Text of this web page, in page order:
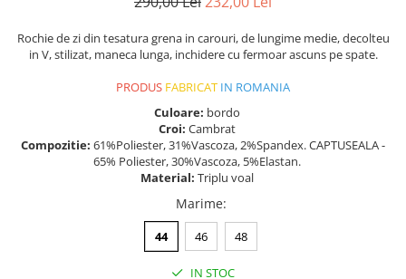
Rochie de zi din tesatura grena in carouri, de lungime medie, decolteu
in V, stilizat, maneca lunga, inchidere cu fermoar ascuns pe spate.
PRODUS FABRICAT IN ROMANIA
Culoare: bordo
Croi: Cambrat
Compozitie: 61%Poliester, 31%Vascoza, 2%Spandex. CAPTUSEALA -
65% Poliester, 30%Vascoza, 5%Elastan.
Material: Triplu voal
Marime:
44 46 48
IN STOC